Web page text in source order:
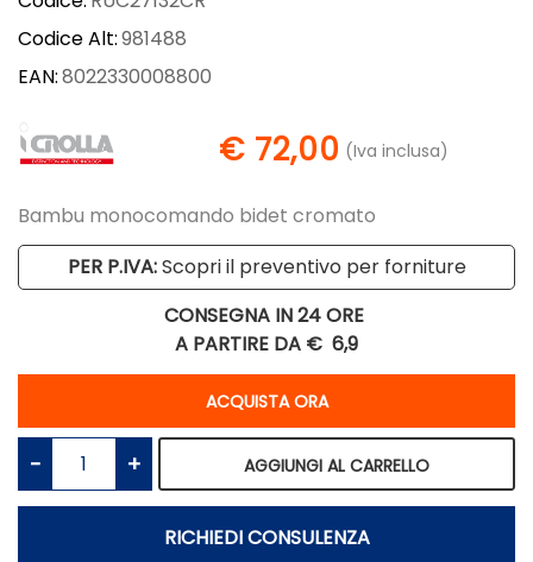
Codice Alt:981488
EAN:8022330008800
€ 72,00 (Iva inclusa)
Bambu monocomando bidet cromato
PER P.IVA:Scopri il preventivo per forniture
CONSEGNA IN 24 ORE
A PARTIRE DA € 6,9
ACQUISTA ORA
Quantità
AGGIUNGI AL CARRELLO
RICHIEDI CONSULENZA